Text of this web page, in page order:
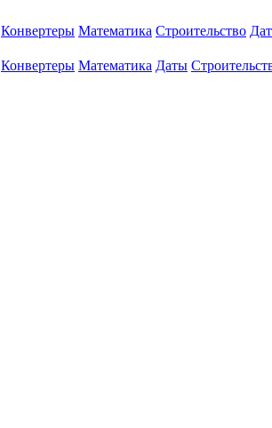
Конвертеры Математика Строительство
Конвертеры Математика Даты